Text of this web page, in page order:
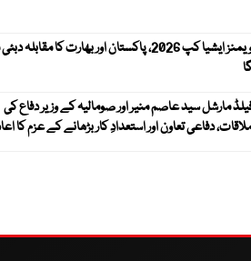
ویمنز ایشیا کپ 2026، پاکستان اور بھارت کا مقابلہ
مارشل سید عاصم منیر اور صومالیہ کے وزیر دفاع کی
دفاعی تعاون اور استعدادِ کار بڑھانے کے عزم کا